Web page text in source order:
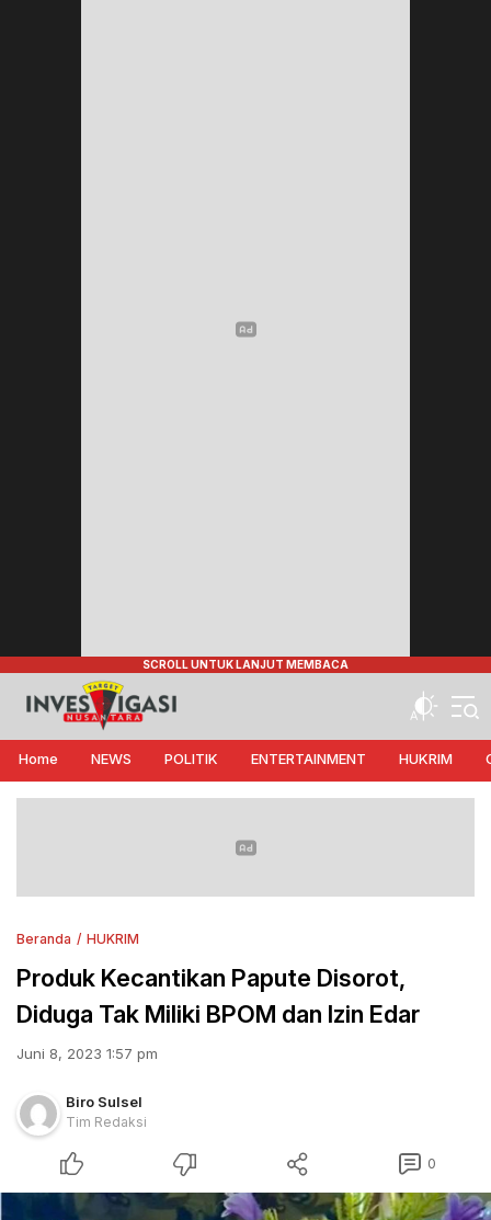
Target Investigasi Nusantara
Edukasi Nusantara
Home NEWS POLITIK ENTERTAINMENT HUKRIM
Beranda HUKRIM
Produk Kecantikan Papute Disorot,
Diduga Tak Miliki BPOM dan Izin Edar
Juni 8, 2023 1:57 pm
Biro Sulsel
Tim Redaksi
0